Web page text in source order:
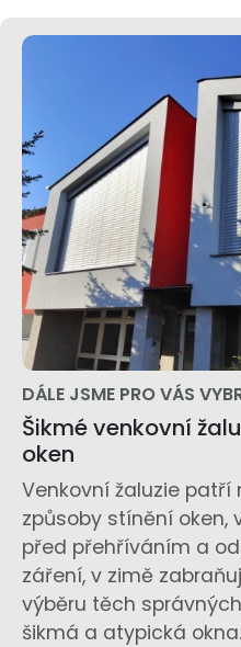
DÁLE JSME PRO VÁS
Šikmé venkovní
oken
Venkovní žaluzie patří
způsoby stínění oken,
před přehříváním a
záření, v zimě
výběru těch
šikmá a atypická okna.